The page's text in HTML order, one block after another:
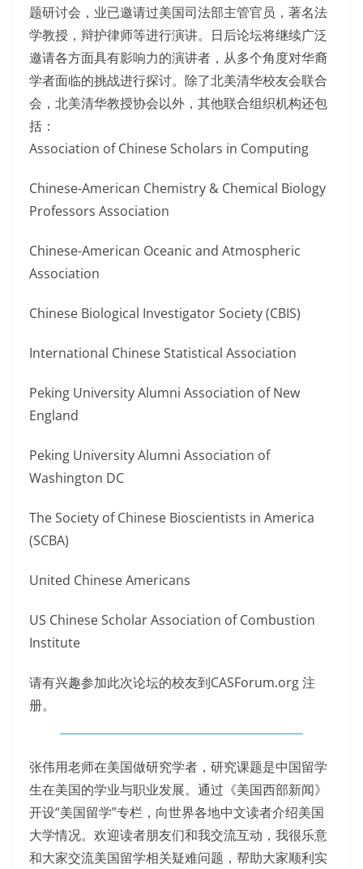
题研讨会，业已邀请过美国司法部主管官员，著名法
学教授，辩护律师等进行演讲。日后论坛将继续广泛
邀请各方面具有影响力的演讲者，从多个角度对华裔
学者面临的挑战进行探讨。除了北美清华校友会联合
会，北美清华教授协会以外，其他联合组织机构还包
括：
Association of Chinese Scholars in Computing
Chinese-American Chemistry & Chemical Biology
Professors Association
Chinese-American Oceanic and Atmospheric
Association
Chinese Biological Investigator Society (CBIS)
International Chinese Statistical Association
Peking University Alumni Association of New
England
Peking University Alumni Association of
Washington DC
The Society of Chinese Bioscientists in America
(SCBA)
United Chinese Americans
US Chinese Scholar Association of Combustion
Institute
请有兴趣参加此次论坛的校友到CASForum.org 注
册。
张伟用老师在美国做研究学者，研究课题是中国留学
生在美国的学业与职业发展。通过《美国西部新闻》
开设“美国留学”专栏，向世界各地中文读者介绍美国
大学情况。欢迎读者朋友们和我交流互动，我很乐意
和大家交流美国留学相关疑难问题，帮助大家顺利实